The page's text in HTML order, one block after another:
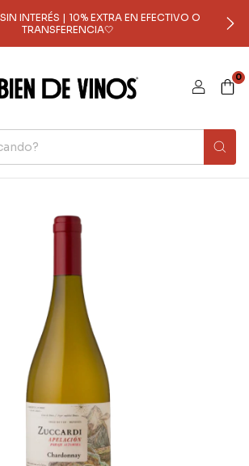
INTERÉS | 10% EXTRA EN EFECTIVO O
TRANSFERENCIA🤍
0